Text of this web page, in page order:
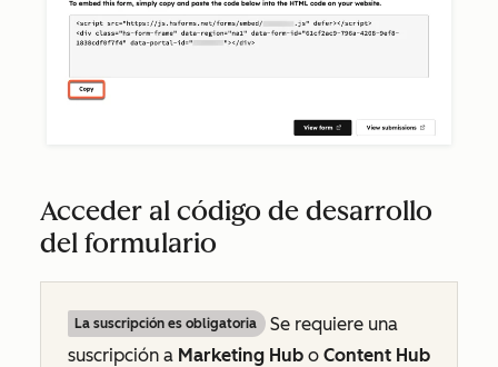
Acceder al código de desarrollo
del formulario
La suscripción es obligatoria
Se requiere una
suscripción a Marketing Hub o Content Hub